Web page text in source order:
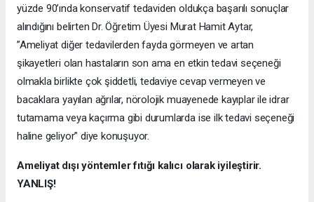
yüzde 90’ında konservatif tedaviden oldukça başarılı sonuçlar
alındığını belirten Dr. Öğretim Üyesi Murat Hamit Aytar,
”Ameliyat diğer tedavilerden fayda görmeyen ve artan
şikayetleri olan hastaların son ama en etkin tedavi seçeneği
olmakla birlikte çok şiddetli, tedaviye cevap vermeyen ve
bacaklara yayılan ağrılar, nörolojik muayenede kayıplar ile idrar
tutamama veya kaçırma gibi durumlarda ise ilk tedavi seçeneği
haline geliyor” diye konuşuyor.
Ameliyat dışı yöntemler fıtığı kalıcı olarak iyileştirir.
YANLIŞ!